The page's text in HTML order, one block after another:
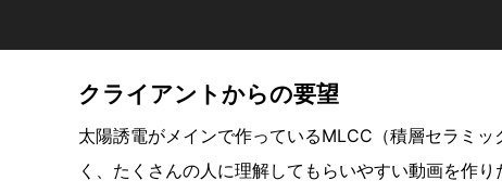
クライアントからの要望
太陽誘電がメインで作っているMLCC（積層セラミ
く、たくさんの人に理解してもらいやすい動画を作り